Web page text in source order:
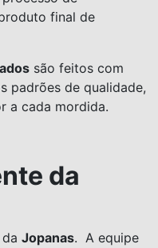
final de
são feitos com
padrões de qualidade,
a cada mordida.
da
Jopanas. A equipe